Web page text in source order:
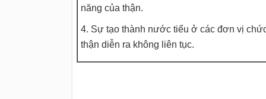
năng của thận.
4. Sự tạo thành nước tiểu ở các đơn vị
thận diễn ra không liên tục.